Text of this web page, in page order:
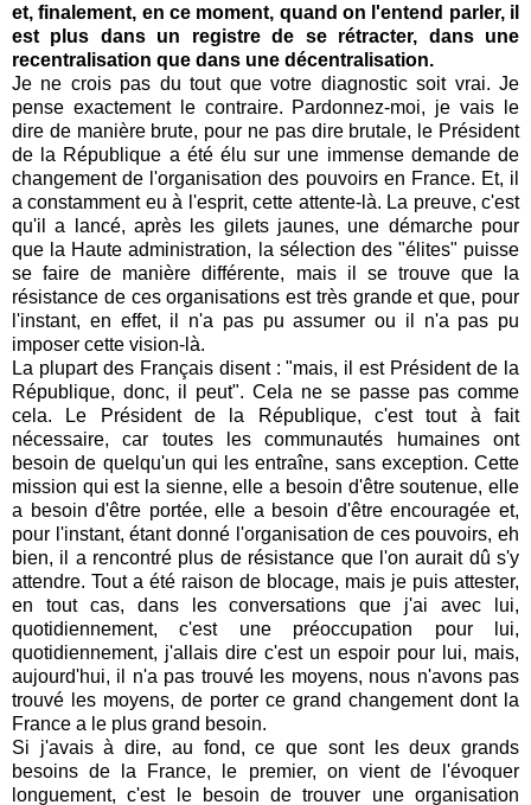
et, finalement, en ce moment, quand on l'entend parler, il
est plus dans un registre de se rétracter, dans une
recentralisation que dans une décentralisation.
Je ne crois pas du tout que votre diagnostic soit vrai. Je
pense exactement le contraire. Pardonnez-moi, je vais le
dire de manière brute, pour ne pas dire brutale, le Président
de la République a été élu sur une immense demande de
changement de l'organisation des pouvoirs en France. Et, il
a constamment eu à l'esprit, cette attente-là. La preuve, c'est
qu'il a lancé, après les gilets jaunes, une démarche pour
que la Haute administration, la sélection des "élites" puisse
se faire de manière différente, mais il se trouve que la
résistance de ces organisations est très grande et que, pour
l'instant, en effet, il n'a pas pu assumer ou il n'a pas pu
imposer cette vision-là.
La plupart des Français disent : "mais, il est Président de la
République, donc, il peut". Cela ne se passe pas comme
cela. Le Président de la République, c'est tout à fait
nécessaire, car toutes les communautés humaines ont
besoin de quelqu'un qui les entraîne, sans exception. Cette
mission qui est la sienne, elle a besoin d'être soutenue, elle
a besoin d'être portée, elle a besoin d'être encouragée et,
pour l'instant, étant donné l'organisation de ces pouvoirs, eh
bien, il a rencontré plus de résistance que l'on aurait dû s'y
attendre. Tout a été raison de blocage, mais je puis attester,
en tout cas, dans les conversations que j'ai avec lui,
quotidiennement, c'est une préoccupation pour lui,
quotidiennement, j'allais dire c'est un espoir pour lui, mais,
aujourd'hui, il n'a pas trouvé les moyens, nous n'avons pas
trouvé les moyens, de porter ce grand changement dont la
France a le plus grand besoin.
Si j'avais à dire, au fond, ce que sont les deux grands
besoins de la France, le premier, on vient de l'évoquer
longuement, c'est le besoin de trouver une organisation